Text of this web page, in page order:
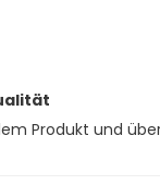
Produkt und